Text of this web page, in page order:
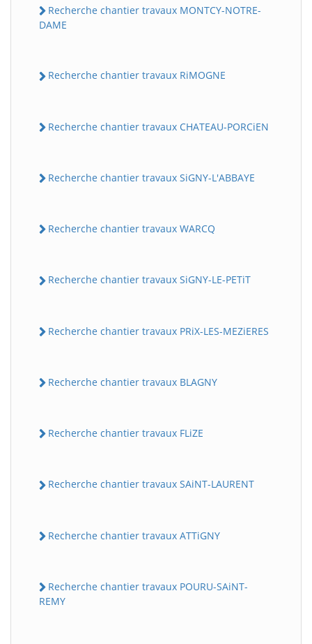
Recherche chantier travaux MONTCY-NOTRE-
DAME
Recherche chantier travaux RiMOGNE
Recherche chantier travaux CHATEAU-PORCiEN
Recherche chantier travaux SiGNY-L'ABBAYE
Recherche chantier travaux WARCQ
Recherche chantier travaux SiGNY-LE-PETiT
Recherche chantier travaux PRiX-LES-MEZiERES
Recherche chantier travaux BLAGNY
Recherche chantier travaux FLiZE
Recherche chantier travaux SAiNT-LAURENT
Recherche chantier travaux ATTiGNY
Recherche chantier travaux POURU-SAiNT-
REMY